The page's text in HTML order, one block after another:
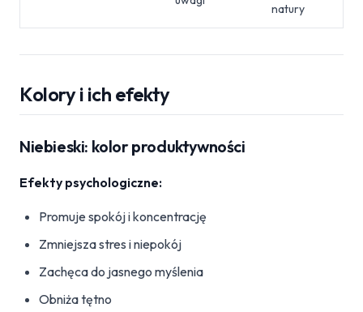
natury
Kolory i ich efekty
Niebieski: kolor produktywności
Efekty psychologiczne:
Promuje spokój i koncentrację
Zmniejsza stres i niepokój
Zachęca do jasnego myślenia
Obniża tętno